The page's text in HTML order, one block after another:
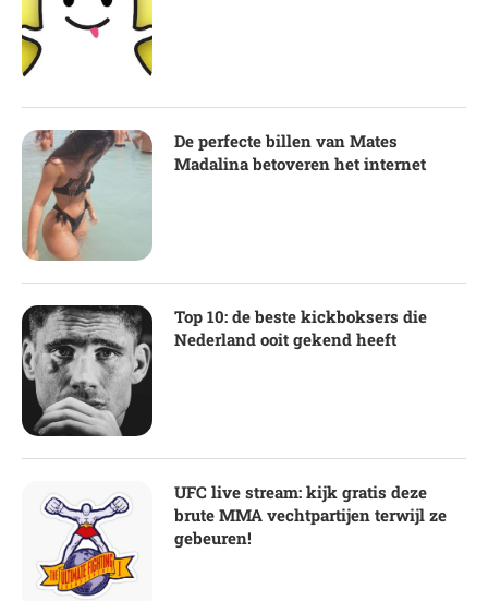
De perfecte billen van Mates
Madalina betoveren het internet
Top 10: de beste kickboksers die
Nederland ooit gekend heeft
UFC live stream: kijk gratis deze
brute MMA vechtpartijen terwijl ze
gebeuren!